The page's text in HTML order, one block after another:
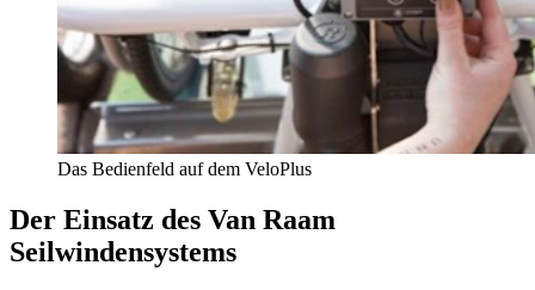
Das Bedienfeld auf dem VeloPlus
Der Einsatz des Van Raam
Seilwindensystems